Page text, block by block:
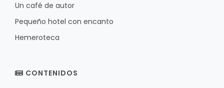
Un café de autor
Pequeño hotel con encanto
Hemeroteca
CONTENIDOS